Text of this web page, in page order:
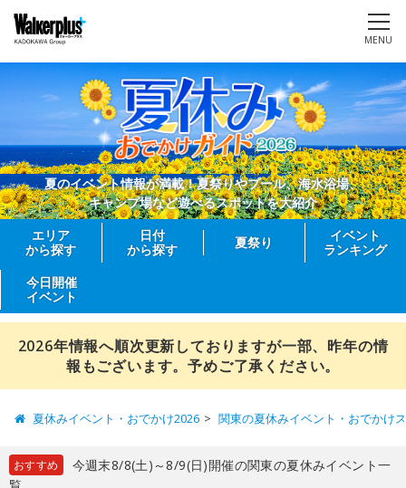
MENU
夏のイベント情報が満載！夏祭りやプール、海水浴場、
キャンプ場など遊べるスポットを大紹介
エリア
から探す
日付
から探す
夏祭り
イベント
ランキング
今日開催
イベント
2026年情報へ順次更新しておりますが一部、昨年の情
報もございます。予めご了承ください。
夏休みイベント・おでかけ2026 関東の夏休みイベント・おでかけ
おすすめ
今週末8/8(土)～8/9(日)開催の関東の夏休みイベント一
覧